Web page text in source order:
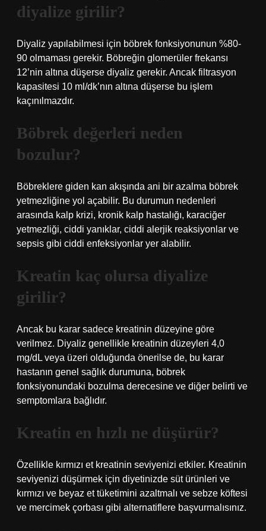
diyalize girilir?
Diyaliz yapılabilmesi için böbrek fonksiyonunun %80-
90 olmaması gerekir. Böbreğin glomerüler frekansı
12’nin altına düşerse diyaliz gerekir. Ancak filtrasyon
kapasitesi 10 ml/dk’nın altına düşerse bu işlem
kaçınılmazdır.
Böbrek değerleri neden
bozulur?
Böbreklere giden kan akışında ani bir azalma böbrek
yetmezliğine yol açabilir. Bu durumun nedenleri
arasında kalp krizi, kronik kalp hastalığı, karaciğer
yetmezliği, ciddi yanıklar, ciddi alerjik reaksiyonlar ve
sepsis gibi ciddi enfeksiyonlar yer alabilir.
Kreatin kaç olursa diyalize
girilir?
Ancak bu karar sadece kreatinin düzeyine göre
verilmez. Diyaliz genellikle kreatinin düzeyleri 4,0
mg/dL veya üzeri olduğunda önerilse de, bu karar
hastanın genel sağlık durumuna, böbrek
fonksiyonundaki bozulma derecesine ve diğer belirti ve
semptomlara bağlıdır.
Kreatin en hızlı ne düşürür?
Özellikle kırmızı et kreatinin seviyenizi etkiler. Kreatinin
seviyenizi düşürmek için diyetinizde süt ürünleri ve
kırmızı ve beyaz et tüketimini azaltmalı ve sebze köftesi
ve mercimek çorbası gibi alternatiflere başvurmalısınız.